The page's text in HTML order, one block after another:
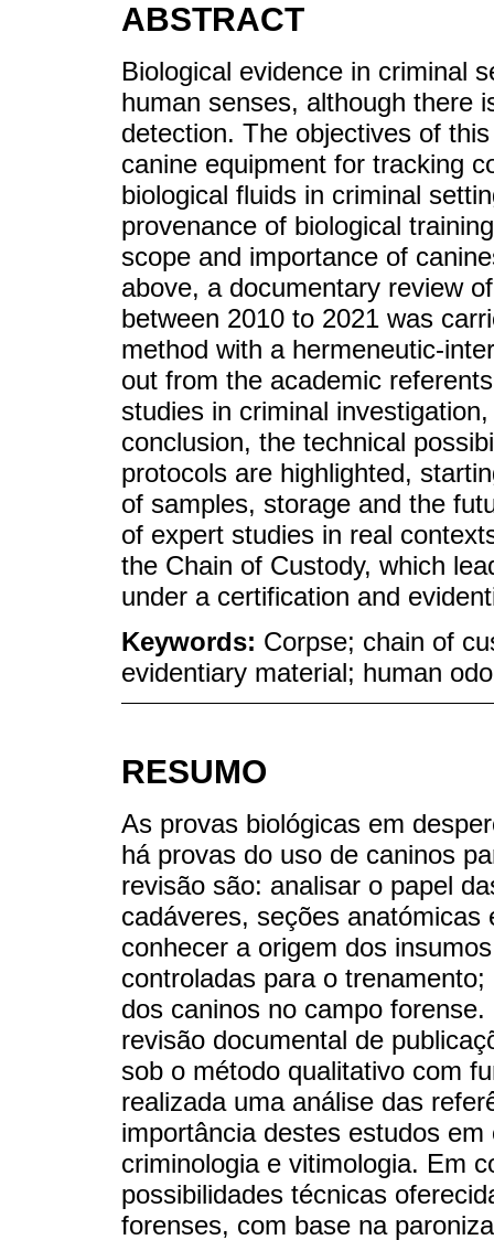
ABSTRACT
Biological evidence in criminal
human senses, although there
detection. The objectives of
canine equipment for tracking
biological fluids in criminal
provenance of biological
scope and importance of
above, a documentary review
between 2010 to 2021 was
method with a hermeneutic-
out from the academic
studies in criminal
conclusion, the technical
protocols are highlighted,
of samples, storage and the
of expert studies in real
the Chain of Custody, which
under a certification and
Keywords: Corpse; chain of
evidentiary material; human
RESUMO
As provas biológicas em
há provas do uso de caninos
revisão são: analisar o papel
cadáveres, seções
conhecer a origem dos
controladas para o
dos caninos no campo
revisão documental de
sob o método qualitativo com
realizada uma análise das
importância destes estudos
criminologia e vitimologia. Em
possibilidades técnicas
forenses, com base na